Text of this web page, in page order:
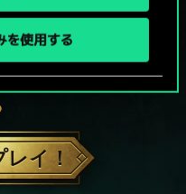
を使用する
負といかない
レイ！